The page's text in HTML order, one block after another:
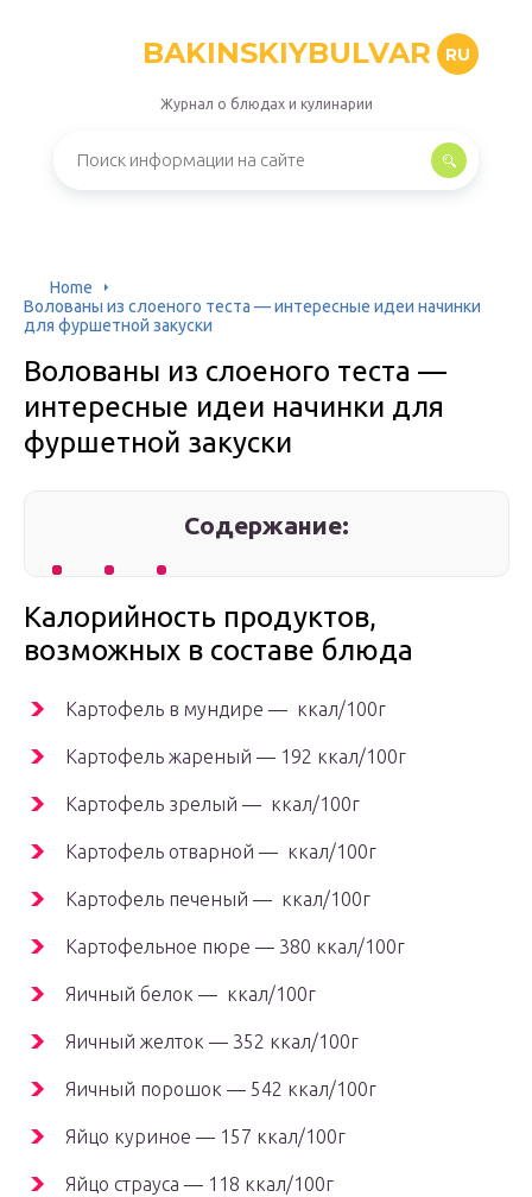
BAKINSKIYBULVAR RU
Журнал о блюдах и кулинарии
Home
Волованы из слоеного теста — интересные идеи начинки
для фуршетной закуски
Волованы из слоеного теста —
интересные идеи начинки для
фуршетной закуски
Содержание:
Калорийность продуктов,
возможных в составе блюда
Картофель в мундире — ккал/100г
Картофель жареный — 192 ккал/100г
Картофель зрелый — ккал/100г
Картофель отварной — ккал/100г
Картофель печеный — ккал/100г
Картофельное пюре — 380 ккал/100г
Яичный белок — ккал/100г
Яичный желток — 352 ккал/100г
Яичный порошок — 542 ккал/100г
Яйцо куриное — 157 ккал/100г
Яйцо страуса — 118 ккал/100г